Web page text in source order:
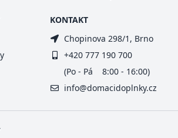
KONTAKT
Chopinova 298/1, Brno
+420 777 190 700
(Po - Pá 8:00 - 16:00)
info@domacidoplnky.cz